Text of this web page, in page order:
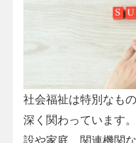
社会福祉は特別なも
深く関わっています
設や家庭、関連機関